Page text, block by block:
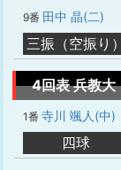
9番 田中 晶(二)
三振（空振り）
4回表 兵教大
1番 寺川 颯人(中)
四球